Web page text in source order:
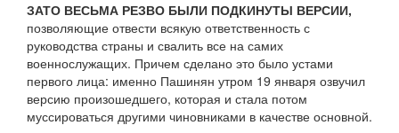
ЗАТО ВЕСЬМА РЕЗВО БЫЛИ ПОДКИНУТЫ ВЕРСИИ,
позволяющие отвести всякую ответственность с
руководства страны и свалить все на самих
военнослужащих. Причем сделано это было устами
первого лица: именно Пашинян утром 19 января озвучил
версию произошедшего, которая и стала потом
муссироваться другими чиновниками в качестве основной.